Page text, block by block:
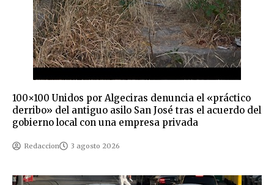
100×100 Unidos por Algeciras denuncia el «práctico
derribo» del antiguo asilo San José tras el acuerdo del
gobierno local con una empresa privada
Redaccion 3 agosto 2026